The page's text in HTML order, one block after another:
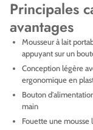
Principales
avantages
Mousseur à lait
appuyant sur un
Conception légère
ergonomique en
Bouton
main
Fouette une mousse